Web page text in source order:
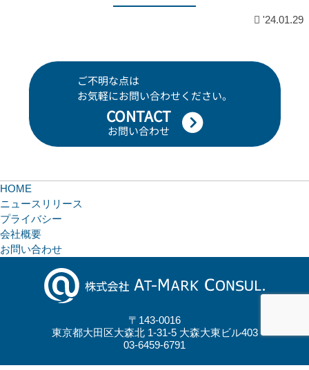
'24.01.29
ご不明な点は
お気軽にお問い合わせください。
CONTACT
お問い合わせ
HOME
ニュースリリース
プライバシー
会社概要
お問い合わせ
〒143-0016
東京都大田区大森北 1-31-5 大森大東ビル403
03-6459-6791